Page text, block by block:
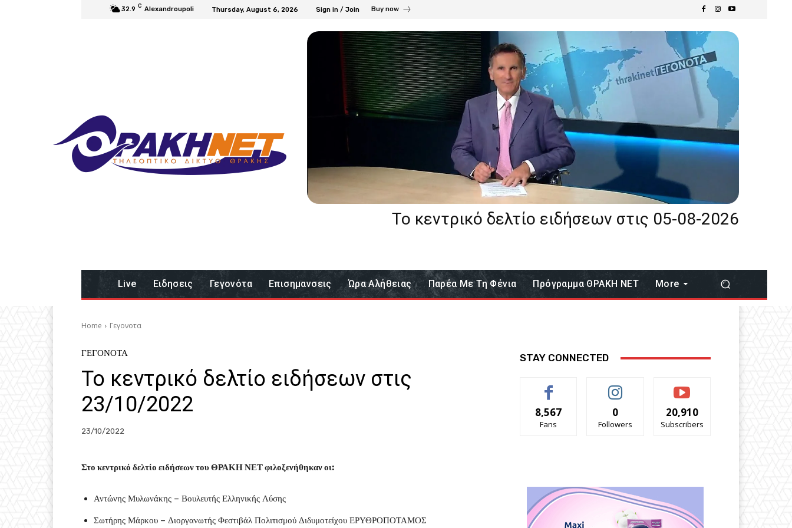
32.9 C Alexandroupoli Thursday, August 6, 2026 Sign in / Join Buy now
Το κεντρικό δελτίο ειδήσεων στις 05-08-2026
Live Eιδησεις Γεγονότα Επισημανσεις Ώρα Αλήθειας Παρέα Με Τη Φένια Πρόγραμμα ΘΡΑΚΗ ΝΕΤ More
Home Γεγονοτα
ΓΕΓΟΝΟΤΑ
Το κεντρικό δελτίο ειδήσεων στις
23/10/2022
23/10/2022
Στο κεντρικό δελτίο ειδήσεων του ΘΡΑΚΗ ΝΕΤ φιλοξενήθηκαν οι:
Αντώνης Μυλωνάκης – Βουλευτής Ελληνικής Λύσης
Σωτήρης Μάρκου – Διοργανωτής Φεστιβάλ Πολιτισμού Διδυμοτείχου ΕΡΥΘΡΟΠΟΤΑΜΟΣ
STAY CONNECTED
8,567
Fans
0
Followers
20,910
Subscribers